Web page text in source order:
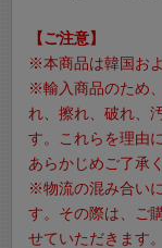
【ご注意】
※本商品は韓国お
※輸入商品のため
れ、擦れ、破れ、
す。これらを理由
あらかじめご了承
※物流の混み合い
す。その際は、ご
せていただきます。